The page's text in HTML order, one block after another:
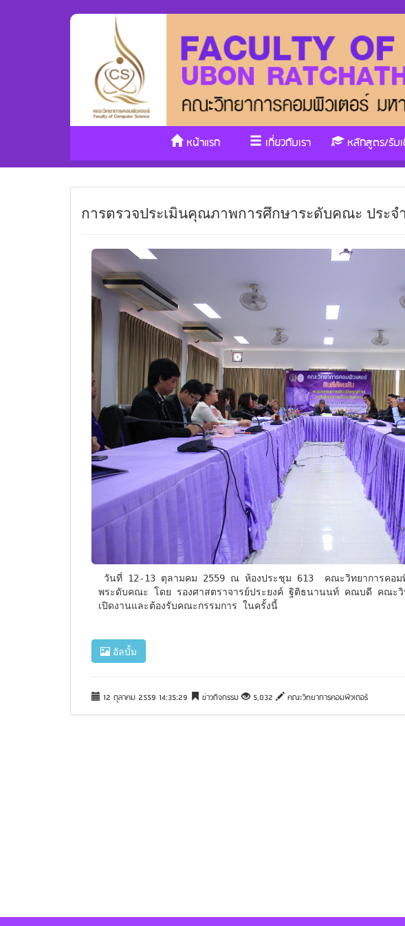
หน้าแรก เกี่ยวกับเรา หลักสูตร/รับ
การตรวจประเมินคุณภาพการศึกษาระดับคณะ ประจ
พระดับคณะ โดย รองศาสตราจารย์ประยงค์ ฐิติธนานนท์ คณบดี คณะวิท
เปิดงานและต้องรับคณะกรรมการ ในครั้งนี้
อัลบั้ม
12 ตุลาคม 2559 14:35:29 ข่าวกิจกรรม 5,032 คณะวิทยาการคอมพิวเตอร์